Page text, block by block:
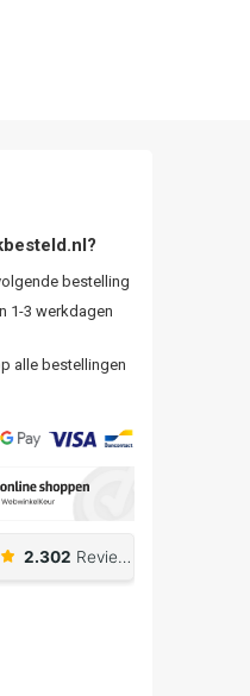
bestelling
1-3 werkdagen
alle bestellingen